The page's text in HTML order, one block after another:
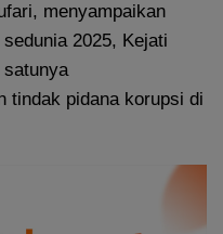
menyampaikan
2025, Kejati
tindak pidana korupsi di